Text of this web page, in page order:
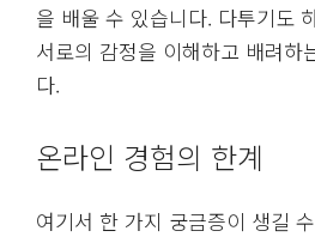
을 배울 수 있습니다. 다투기도
서로의 감정을 이해하고 배려하
다.
온라인 경험의 한계
여기서 한 가지 궁금증이 생길